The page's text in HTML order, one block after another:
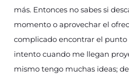
más. Entonces no sabes si
momento o aprovechar el
complicado encontrar el punto
intento cuando me llegan
mismo tengo muchas ideas;